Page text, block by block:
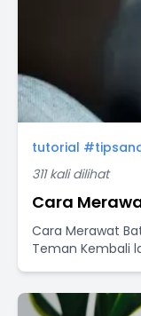
tutorial
311 kali dilihat
Cara
Cara Merawat
Teman Kembali